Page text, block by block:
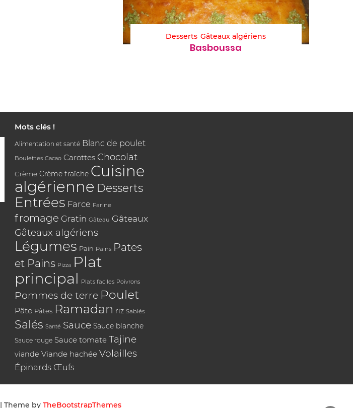
Desserts Gâteaux algériens
Basboussa
Mots clés !
Alimentation et santé Blanc de poulet
Boulettes Cacao Carottes Chocolat
Crème Crème fraîche Cuisine
algérienne Desserts
Entrées Farce Farine
fromage Gratin Gâteau Gâteaux
Gâteaux algériens
Légumes Pain Pains Pates
et Pains Pizza Plat
principal Plats faciles Poivrons
Pommes de terre Poulet
Pâte Pâtes Ramadan riz Sablés
Salés Santé Sauce Sauce blanche
Sauce rouge Sauce tomate Tajine
viande Viande hachée Volailles
Épinards Œufs
| Theme by TheBootstrapThemes